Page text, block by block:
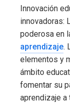
Innovación
innovadoras:
poderosa en
aprendizaje.
elementos y
ámbito
fomentar su
aprendizaje